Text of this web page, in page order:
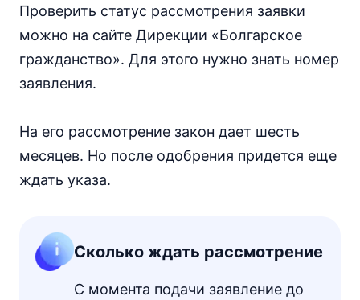
Проверить статус рассмотрения заявки
можно на сайте Дирекции «Болгарское
гражданство». Для этого нужно знать номер
заявления.
На его рассмотрение закон дает шесть
месяцев. Но после одобрения придется еще
ждать указа.
Сколько ждать рассмотрение
С момента подачи заявление до